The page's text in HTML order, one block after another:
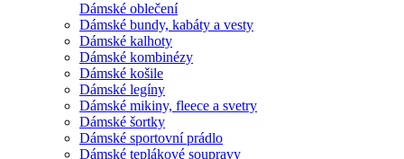
Dámské oblečení
Dámské bundy, kabáty a vesty
Dámské kalhoty
Dámské kombinézy
Dámské košile
Dámské legíny
Dámské mikiny, fleece a svetry
Dámské šortky
Dámské sportovní prádlo
Dámské teplákové soupravy